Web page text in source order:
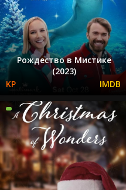
Рождество в Мистике
(2023)